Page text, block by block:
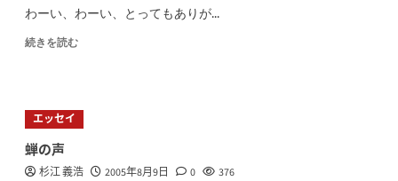
わーい、わーい、とってもありが...
続きを読む
エッセイ
蝉の声
杉江 義浩 2005年8月9日 0 376